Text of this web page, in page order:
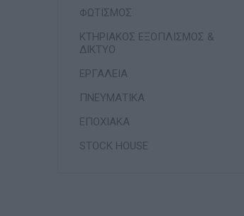
ΦΩΤΙΣΜΟΣ
ΚΤΗΡΙΑΚΟΣ ΕΞΟΠΛΙΣΜΟΣ &
ΔΙΚΤΥΟ
ΕΡΓΑΛΕΙΑ
ΠΝΕΥΜΑΤΙΚΑ
ΕΠΟΧΙΑΚΑ
STOCK HOUSE